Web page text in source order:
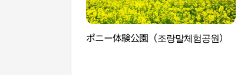
ポニー体験公園（조랑말체험공원）